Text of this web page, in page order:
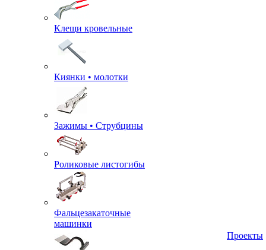
Клещи кровельные
Киянки • молотки
Зажимы • Струбцины
Роликовые листогибы
Фальцезакаточные
машинки
Проекты